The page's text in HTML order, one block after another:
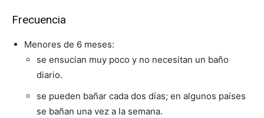
Frecuencia
Menores de 6 meses:
se ensucian muy poco y no necesitan un baño
diario.
se pueden bañar cada dos días; en algunos países
se bañan una vez a la semana.